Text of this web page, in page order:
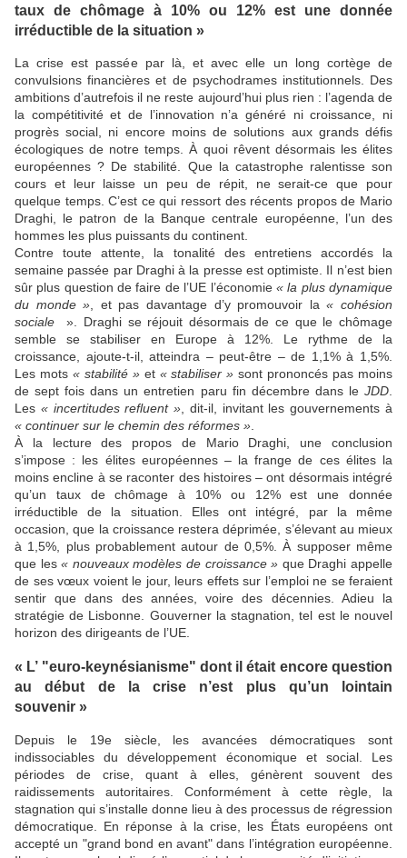
taux de chômage à 10% ou 12% est une donnée
irréductible de la situation »
La crise est passée par là, et avec elle un long cortège de
convulsions financières et de psychodrames institutionnels. Des
ambitions d’autrefois il ne reste aujourd’hui plus rien : l’agenda de
la compétitivité et de l’innovation n’a généré ni croissance, ni
progrès social, ni encore moins de solutions aux grands défis
écologiques de notre temps. À quoi rêvent désormais les élites
européennes ? De stabilité. Que la catastrophe ralentisse son
cours et leur laisse un peu de répit, ne serait-ce que pour
quelque temps. C’est ce qui ressort des récents propos de Mario
Draghi, le patron de la Banque centrale européenne, l’un des
hommes les plus puissants du continent.
Contre toute attente, la tonalité des entretiens accordés la
semaine passée par Draghi à la presse est optimiste. Il n’est bien
sûr plus question de faire de l’UE l’économie « la plus dynamique
du monde » , et pas davantage d’y promouvoir la« cohésion
sociale ». Draghi se réjouit désormais de ce que le chômage
semble se stabiliser en Europe à 12%. Le rythme de la
croissance, ajoute-t-il, atteindra – peut-être – de 1,1% à 1,5%.
Les mots « stabilité »et « stabiliser » sont prononcés pas moins
de sept fois dans un entretien paru fin décembre dans le JDD
Les « incertitudes refluent » , dit-il, invitant les gouvernements à
« continuer sur le chemin des réformes »
À la lecture des propos de Mario Draghi, une conclusion
s’impose : les élites européennes – la frange de ces élites la
moins encline à se raconter des histoires – ont désormais intégré
qu’un taux de chômage à 10% ou 12% est une donnée
irréductible de la situation. Elles ont intégré, par la même
occasion, que la croissance restera déprimée, s’élevant au mieux
à 1,5%, plus probablement autour de 0,5%. À supposer même
que les« nouveaux modèles de croissance » que Draghi appelle
de ses vœux voient le jour, leurs effets sur l’emploi ne se feraient
sentir que dans des années, voire des décennies. Adieu la
stratégie de Lisbonne. Gouverner la stagnation, tel est le nouvel
horizon des dirigeants de l’UE.
« L’ "euro-keynésianisme" dont il était encore question
au début de la crise n’est plus qu’un lointain
souvenir »
Depuis le 19e siècle, les avancées démocratiques sont
indissociables du développement économique et social. Les
périodes de crise, quant à elles, génèrent souvent des
raidissements autoritaires. Conformément à cette règle, la
stagnation qui s’installe donne lieu à des processus de régression
démocratique. En réponse à la crise, les États européens ont
accepté un "grand bond en avant" dans l’intégration européenne.